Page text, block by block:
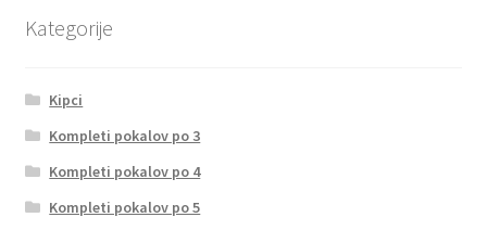
Kategorije
Kipci
Kompleti pokalov po 3
Kompleti pokalov po 4
Kompleti pokalov po 5